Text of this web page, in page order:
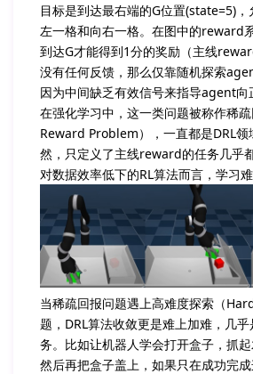
目标是到达最右端的G位置(state=5)，
左一格和向右一格。在图中的reward
到达G才能得到1分的奖励（主线
没有任何反馈，那么仅靠随机探索
因为中间缺乏有效信号来指导agent向
在强化学习中，这一类问题被称作稀
Reward Problem），一直都是DRL领
然，只定义了主线reward的任务几乎
对数据效率低下的RL算法而言，学习难
当稀疏回报问题遇上高难度探索（
题，DRL算法收敛更是难上加难，几
务。比如让机器人学会打开盒子，抓起
然后再把盒子盖上，如果只在成功完